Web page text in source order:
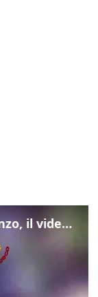
Frana lambisce le case di Auronzo, il video dall'elicottero dei vigili del fuoco